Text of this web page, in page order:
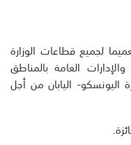
لجميع قطاعات الوزارة
العامة بالمناطق
اليونسكو- اليابان من أجل